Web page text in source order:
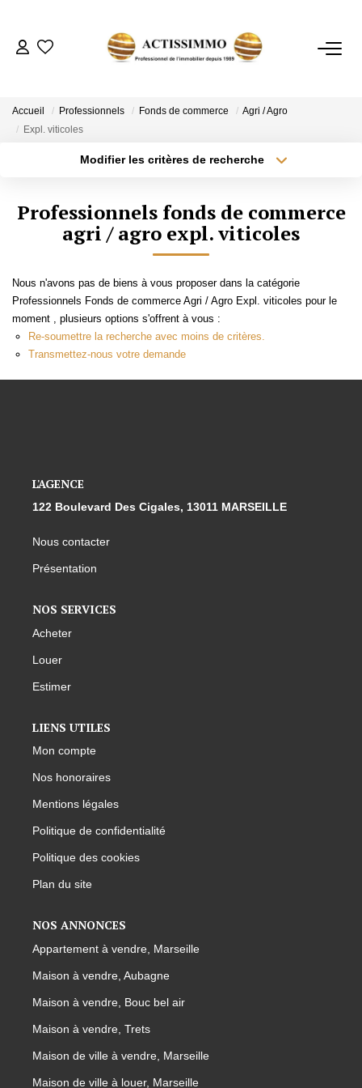
ACHETER
ESTIMER
NOTRE AGENCE
CONTACT
Accueil Professionnels Fonds de commerce
Agri / Agro
Expl. viticoles
Modifier les critères de recherche
Sélectionnez...
Type de bien
Surface min
Créer une alerte
Professionnels fonds de commerce
agri / agro expl. viticoles
Nous n'avons pas de biens à vous proposer dans la catégorie
Professionnels Fonds de commerce Agri / Agro Expl. viticoles pour le
moment , plusieurs options s'offrent à vous :
Re-soumettre la recherche avec moins de critères.
Transmettez-nous votre demande
L'AGENCE
122 Boulevard Des Cigales, 13011 MARSEILLE
Nous contacter
Présentation
NOS SERVICES
Acheter
Louer
Estimer
LIENS UTILES
Mon compte
Nos honoraires
Mentions légales
Politique de confidentialité
Politique des cookies
Plan du site
NOS ANNONCES
Appartement à vendre, Marseille
Maison à vendre, Aubagne
Maison à vendre, Bouc bel air
Maison à vendre, Trets
Maison de ville à vendre, Marseille
Maison de ville à louer, Marseille